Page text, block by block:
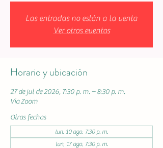
Las entradas no están a la venta
Ver otros eventos
Horario y ubicación
27 de jul de 2026, 7:30 p. m. – 8:30 p. m.
Via Zoom
Otras fechas
lun, 10 ago, 7:30 p. m.
lun, 17 ago, 7:30 p. m.